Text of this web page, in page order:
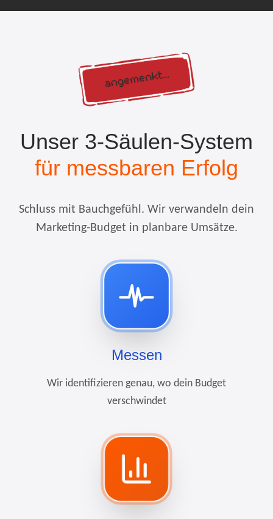
Unser 3-Säulen-System
für messbaren Erfolg
Schluss mit Bauchgefühl. Wir verwandeln dein
Marketing-Budget in planbare Umsätze.
Messen
Wir identifizieren genau, wo dein Budget
verschwindet